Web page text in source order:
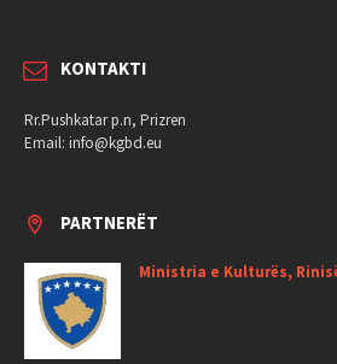
KONTAKTI
Rr.Pushkatar p.n, Prizren
Email: info@kgbd.eu
PARTNERËT
Ministria e Kulturës,